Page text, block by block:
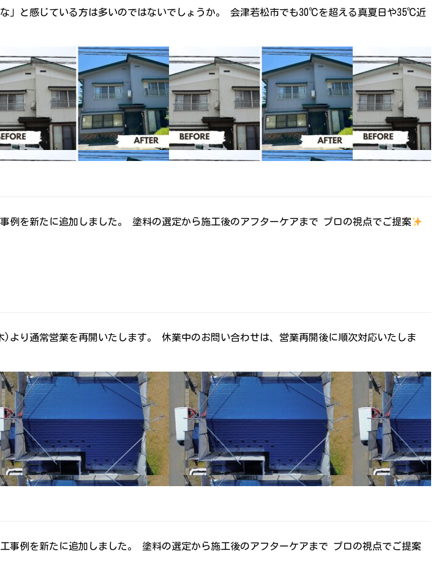
」と感じている方は多いのではないでしょうか。 会津若松市でも30℃を超える真夏日や35℃近
を新たに追加しました。 塗料の選定から施工後のアフターケアまで プロの視点でご提案
より通常営業を再開いたします。 休業中のお問い合わせは、営業再開後に順次対応いたしま
例を新たに追加しました。 塗料の選定から施工後のアフターケアまで プロの視点でご提案